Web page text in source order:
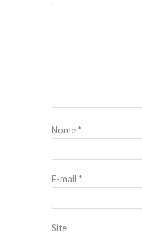
Nome*
E-mail *
Site